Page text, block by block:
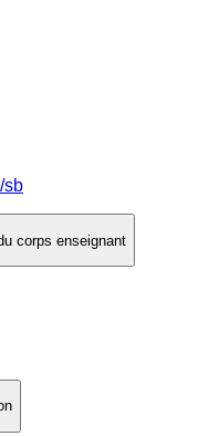
sb
corps enseignant